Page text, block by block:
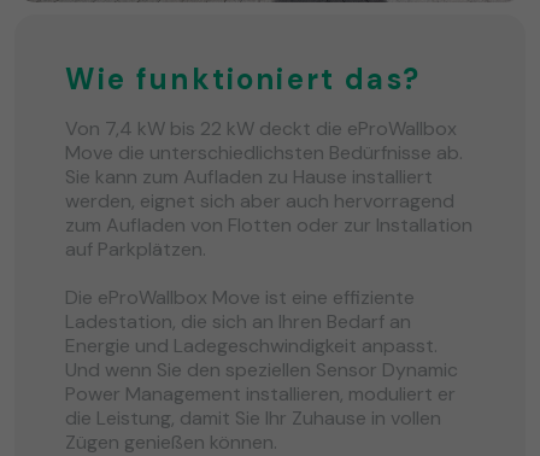
Wie funktioniert das?
Von 7,4 kW bis 22 kW deckt die eProWallbox
Move die unterschiedlichsten Bedürfnisse ab.
Sie kann zum Aufladen zu Hause installiert
werden, eignet sich aber auch hervorragend
zum Aufladen von Flotten oder zur Installation
auf Parkplätzen.
Die eProWallbox Move ist eine effiziente
Ladestation, die sich an Ihren Bedarf an
Energie und Ladegeschwindigkeit anpasst.
Und wenn Sie den speziellen Sensor Dynamic
Power Management installieren, moduliert er
die Leistung, damit Sie Ihr Zuhause in vollen
Zügen genießen können.